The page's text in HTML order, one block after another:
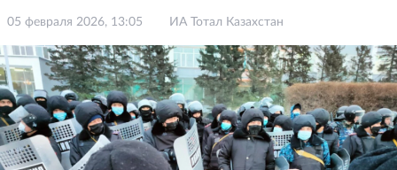
05 февраля 2026, 13:05 ИА Тотал Казахстан